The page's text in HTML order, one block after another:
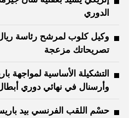
الدوري
وكيل كلوب لمرشح رئاسة
تصريحاتك مزعجة
التشكيلة الأساسية لمواجهة
وأرسنال في نهائي دوري
حسْم اللقب الفرنسي بيد